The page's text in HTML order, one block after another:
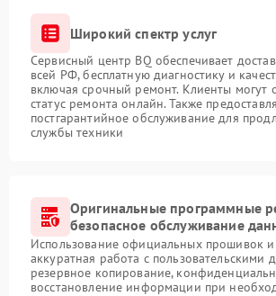
Широкий спектр услуг
Сервисный центр BQ обеспечивает
всей РФ, бесплатную диагностику и
включая срочный ремонт. Клиенты могут
статус ремонта онлайн. Также
постгарантийное обслуживание для
службы техники
Оригинальные программные
безопасное обслуживание
Использование официальных прошивок и
аккуратная работа с пользовательскими
резервное копирование,
восстановление информации при